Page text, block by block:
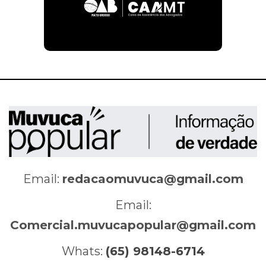
Email: redacaomuvuca@gmail.com
Email:
Comercial.muvucapopular@gmail.com
Whats: (65) 98148-6714